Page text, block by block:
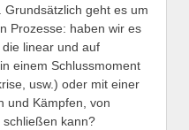
geht es um
Prozesse: haben wir es
die linear und auf
einem Schlussmoment
usw.) oder mit einer
und Kämpfen, von
kann?